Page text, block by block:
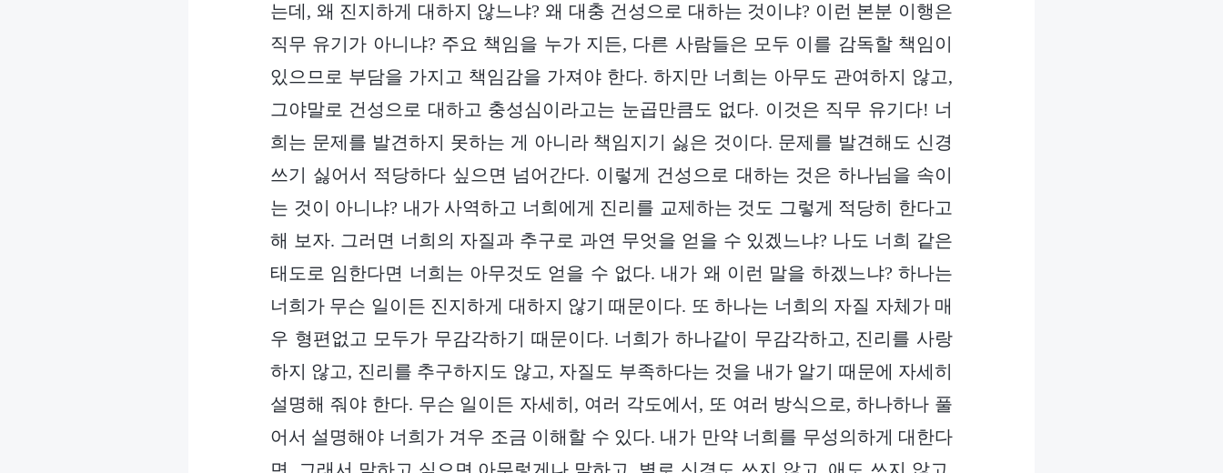
는데, 왜 진지하게 대하지 않느냐? 왜 대충 건성으로 대하는 것이냐? 이런 본분 이행은
직무 유기가 아니냐? 주요 책임을 누가 지든, 다른 사람들은 모두 이를 감독할 책임이
있으므로 부담을 가지고 책임감을 가져야 한다. 하지만 너희는 아무도 관여하지 않고,
그야말로 건성으로 대하고 충성심이라고는 눈곱만큼도 없다. 이것은 직무 유기다! 너
희는 문제를 발견하지 못하는 게 아니라 책임지기 싫은 것이다. 문제를 발견해도 신경
쓰기 싫어서 적당하다 싶으면 넘어간다. 이렇게 건성으로 대하는 것은 하나님을 속이
는 것이 아니냐? 내가 사역하고 너희에게 진리를 교제하는 것도 그렇게 적당히 한다고
해 보자. 그러면 너희의 자질과 추구로 과연 무엇을 얻을 수 있겠느냐? 나도 너희 같은
태도로 임한다면 너희는 아무것도 얻을 수 없다. 내가 왜 이런 말을 하겠느냐? 하나는
너희가 무슨 일이든 진지하게 대하지 않기 때문이다. 또 하나는 너희의 자질 자체가 매
우 형편없고 모두가 무감각하기 때문이다. 너희가 하나같이 무감각하고, 진리를 사랑
하지 않고, 진리를 추구하지도 않고, 자질도 부족하다는 것을 내가 알기 때문에 자세히
설명해 줘야 한다. 무슨 일이든 자세히, 여러 각도에서, 또 여러 방식으로, 하나하나 풀
어서 설명해야 너희가 겨우 조금 이해할 수 있다. 내가 만약 너희를 무성의하게 대한다